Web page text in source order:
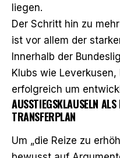
liegen.
Der Schritt hin zu
ist vor allem der
Innerhalb der
Klubs wie
erfolgreich um
AUSSTIEGSKLAUSELN
TRANSFERPLAN
Um „die Reize zu